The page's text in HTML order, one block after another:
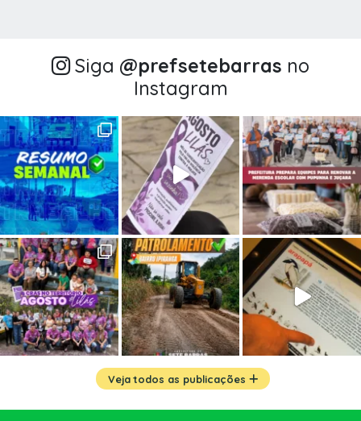
Siga @‌prefsetebarras no
Instagram
Veja todos as publicações